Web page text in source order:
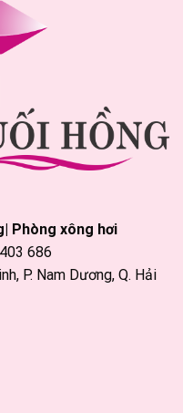
Phòng xông hơi
686
P. Nam Dương, Q. Hải